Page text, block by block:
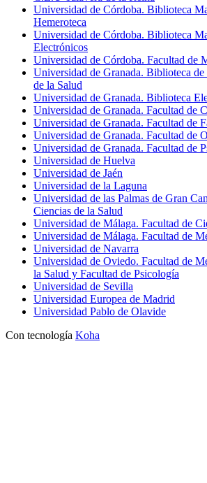
Universidad de Córdoba. Biblioteca
Hemeroteca
Universidad de Córdoba. Biblioteca
Electrónicos
Universidad de Córdoba. Facultad de
Universidad de Granada. Biblioteca
de la Salud
Universidad de Granada. Biblioteca
Universidad de Granada. Facultad de
Universidad de Granada. Facultad de
Universidad de Granada. Facultad de
Universidad de Granada. Facultad de
Universidad de Huelva
Universidad de Jaén
Universidad de la Laguna
Universidad de las Palmas de Gran
Ciencias de la Salud
Universidad de Málaga. Facultad de
Universidad de Málaga. Facultad de
Universidad de Navarra
Universidad de Oviedo. Facultad de
la Salud y Facultad de Psicología
Universidad de Sevilla
Universidad Europea de Madrid
Universidad Pablo de Olavide
Con tecnología Koha